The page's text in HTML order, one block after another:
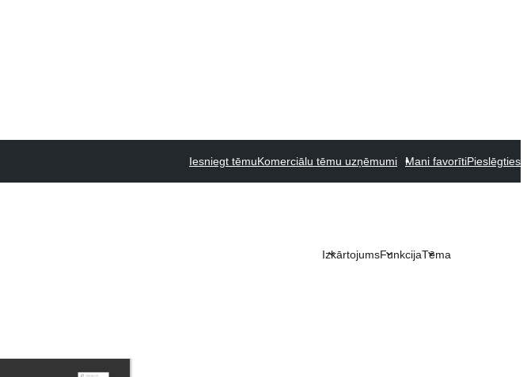
Iesniegt tēmuKomerciālu tēmu uzņēmumi Mani favorītiPieslēgties
IzkārtojumsFunkcijaTēma